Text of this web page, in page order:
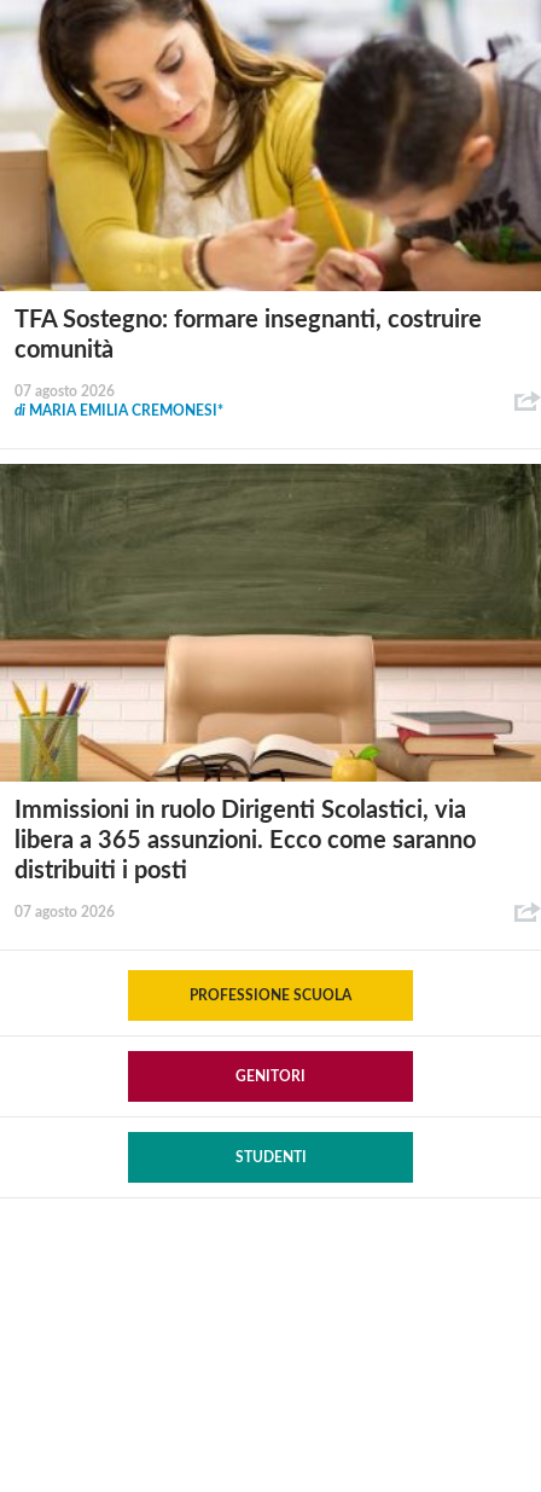
TFA Sostegno: formare insegnanti, costruire
comunità
07 agosto 2026
di MARIA EMILIA CREMONESI*
Immissioni in ruolo Dirigenti Scolastici, via
libera a 365 assunzioni. Ecco come saranno
distribuiti i posti
07 agosto 2026
PROFESSIONE SCUOLA
GENITORI
STUDENTI